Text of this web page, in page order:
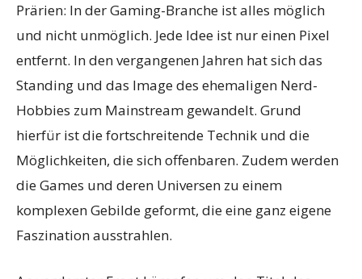
Prärien: In der Gaming-Branche ist alles möglich
und nicht unmöglich. Jede Idee ist nur einen Pixel
entfernt. In den vergangenen Jahren hat sich das
Standing und das Image des ehemaligen Nerd-
Hobbies zum Mainstream gewandelt. Grund
hierfür ist die fortschreitende Technik und die
Möglichkeiten, die sich offenbaren. Zudem werden
die Games und deren Universen zu einem
komplexen Gebilde geformt, die eine ganz eigene
Faszination ausstrahlen.